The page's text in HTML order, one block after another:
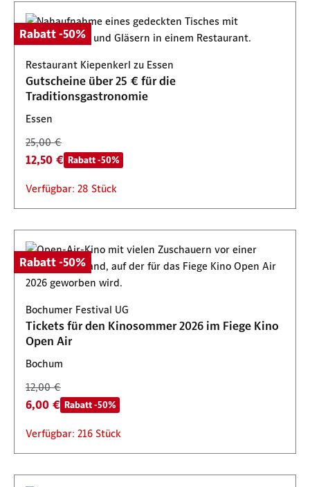
Rabatt -50%
Restaurant Kiepenkerl zu Essen
Gutscheine über 25 € für die
Traditionsgastronomie
Essen
25,00 €
12,50 € Rabatt -50%
Verfügbar: 28 Stück
Rabatt -50%
Bochumer Festival UG
Tickets für den Kinosommer 2026 im Fiege Kino
Open Air
Bochum
12,00 €
6,00 € Rabatt -50%
Verfügbar: 216 Stück